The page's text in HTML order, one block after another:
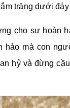
trăng dưới
cho sự hoàn
mà con
hỷ và đừng